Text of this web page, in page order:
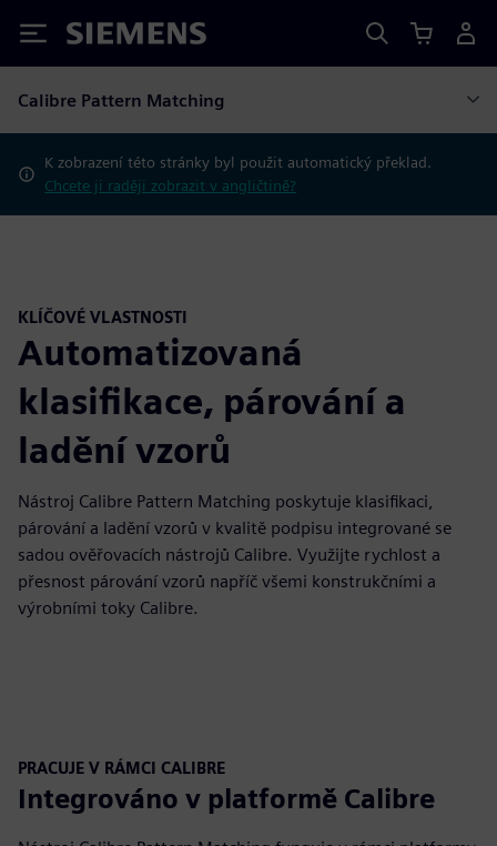
Siemens
Calibre Pattern Matching
K zobrazení této stránky byl použit automatický překlad.
Chcete ji raději zobrazit v angličtině?
KLÍČOVÉ VLASTNOSTI
Automatizovaná
klasifikace, párování a
ladění vzorů
Nástroj Calibre Pattern Matching poskytuje klasifikaci,
párování a ladění vzorů v kvalitě podpisu integrované se
sadou ověřovacích nástrojů Calibre. Využijte rychlost a
přesnost párování vzorů napříč všemi konstrukčními a
výrobními toky Calibre.
PRACUJE V RÁMCI CALIBRE
Integrováno v platformě Calibre